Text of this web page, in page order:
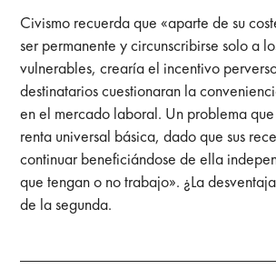
Civismo recuerda que «aparte de su
ser permanente y circunscribirse solo a
vulnerables, crearía el incentivo
destinatarios cuestionaran la
en el mercado laboral. Un problema
renta universal básica, dado que sus
continuar beneficiándose de ella
que tengan o no trabajo». ¿La
de la segunda.